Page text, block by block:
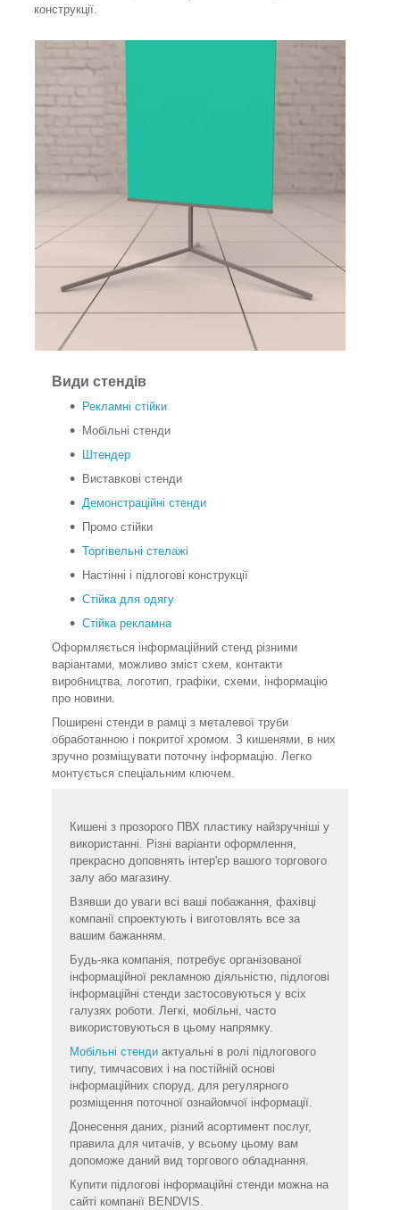
конструкції.
Види стендів
Рекламні стійки
Мобільні стенди
Штендер
Виставкові стенди
Демонстраційні стенди
Промо стійки
Торгівельні стелажі
Настінні і підлогові конструкції
Стійка для одягу
Стійка рекламна
Оформляється інформаційний стенд різними
варіантами, можливо зміст схем, контакти
виробництва, логотип, графіки, схеми, інформацію
про новини.
Поширені стенди в рамці з металевої труби
обработанною і покритої хромом. З кишенями, в них
зручно розміщувати поточну інформацію. Легко
монтується спеціальним ключем.
Кишені з прозорого ПВХ пластику найзручніші у
використанні. Різні варіанти оформлення,
прекрасно доповнять інтер'єр вашого торгового
залу або магазину.
Взявши до уваги всі ваші побажання, фахівці
компанії спроектують і виготовлять все за
вашим бажанням.
Будь-яка компанія, потребує організованої
інформаційної рекламною діяльністю, підлогові
інформаційні стенди застосовуються у всіх
галузях роботи. Легкі, мобільні, часто
використовуються в цьому напрямку.
Мобільні стенди актуальні в ролі підлогового
типу, тимчасових і на постійній основі
інформаційних споруд, для регулярного
розміщення поточної ознайомчої інформації.
Донесення даних, різний асортимент послуг,
правила для читачів, у всьому цьому вам
допоможе даний вид торгового обладнання.
Купити підлогові інформаційні стенди можна на
сайті компанії BENDVIS.